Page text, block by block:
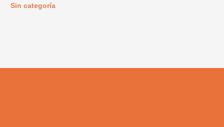
Sin categoría